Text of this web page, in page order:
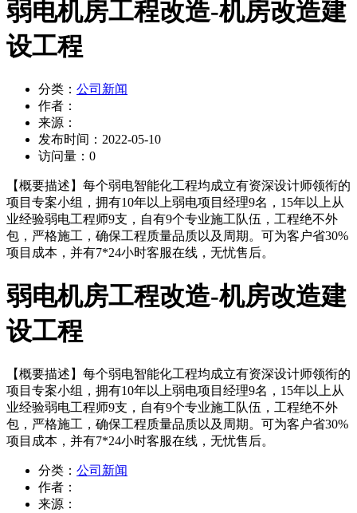
弱电机房工程改造-机房改造建
设工程
分类： 公司新闻
作者：
来源：
发布时间： 2022-05-10
访问量： 0
【概要描述】 每个弱电智能化工程均成立有资深设计师领衔的
项目专案小组，拥有10年以上弱电项目经理9名，15年以上从
业经验弱电工程师9支，自有9个专业施工队伍，工程绝不外
包，严格施工，确保工程质量品质以及周期。可为客户省30%
项目成本，并有7*24小时客服在线，无忧售后。
弱电机房工程改造-机房改造建
设工程
【概要描述】 每个弱电智能化工程均成立有资深设计师领衔的
项目专案小组，拥有10年以上弱电项目经理9名，15年以上从
业经验弱电工程师9支，自有9个专业施工队伍，工程绝不外
包，严格施工，确保工程质量品质以及周期。可为客户省30%
项目成本，并有7*24小时客服在线，无忧售后。
分类： 公司新闻
作者：
来源：